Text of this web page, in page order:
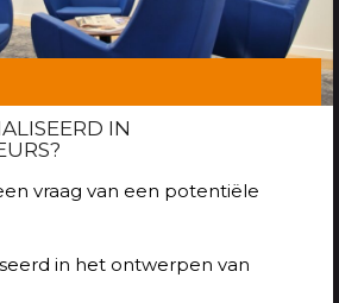
IN
vraag van een potentiële
in het ontwerpen van